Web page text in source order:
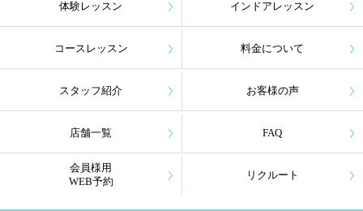
体験レッスン インドアレッスン
コースレッスン 料金について
スタッフ紹介 お客様の声
店舗一覧 FAQ
会員様用
WEB予約
リクルート